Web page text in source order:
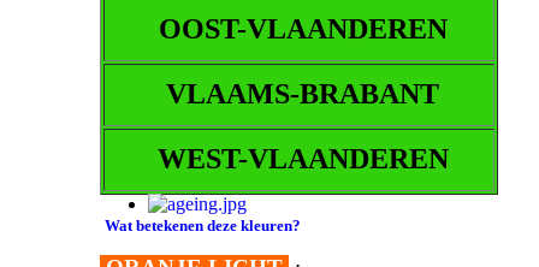
OOST-VLAANDEREN
VLAAMS-BRABANT
WEST-VLAANDEREN
Wat betekenen deze kleuren?